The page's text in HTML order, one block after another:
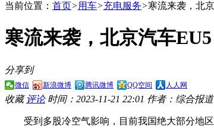
当前位置： 首页>用车>充电服务>寒流来袭，北
寒流来袭，北京汽车
分享到
微信 新浪微博 腾讯微博 QQ空间 人人网
收藏 评论 时间：2023-11-21 22:01 作者：综合报道
受到多股冷空气影响，目前我国绝大部分地区